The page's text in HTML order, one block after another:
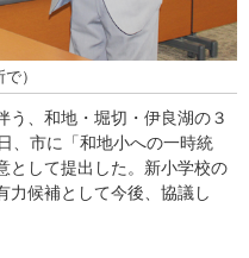
）
、和地・堀切・伊良湖の３
、市に「和地小への一時統
として提出した。新小学校の
力候補として今後、協議し